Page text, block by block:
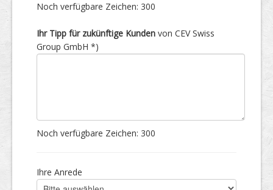
Noch verfügbare Zeichen: 300
Ihr Tipp für zukünftige Kunden von CEV Swiss
Group GmbH *)
Noch verfügbare Zeichen: 300
Ihre Anrede